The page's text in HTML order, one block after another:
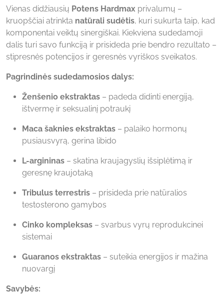
Vienas didžiausių Potens Hardmax privalumų –
kruopščiai atrinkta natūrali sudėtis, kuri sukurta taip, kad
komponentai veiktų sinergiškai. Kiekviena sudedamoji
dalis turi savo funkciją ir prisideda prie bendro rezultato –
stipresnės potencijos ir geresnės vyriškos sveikatos.
Pagrindinės sudedamosios dalys:
Ženšenio ekstraktas – padeda didinti energiją,
ištvermę ir seksualinį potraukį
Maca šaknies ekstraktas – palaiko hormonų
pusiausvyrą, gerina libido
L-argininas – skatina kraujagyslių išsiplėtimą ir
geresnę kraujotaką
Tribulus terrestris – prisideda prie natūralios
testosterono gamybos
Cinko kompleksas – svarbus vyrų reprodukcinei
sistemai
Guaranos ekstraktas – suteikia energijos ir mažina
nuovargį
Savybės: